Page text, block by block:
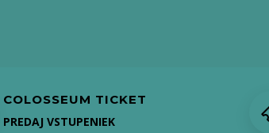
COLOSSEUM TICKET
PREDAJ VSTUPENIEK